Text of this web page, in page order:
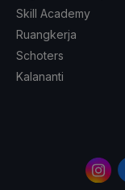
Skill Academy
Ruangkerja
Schoters
Kalananti